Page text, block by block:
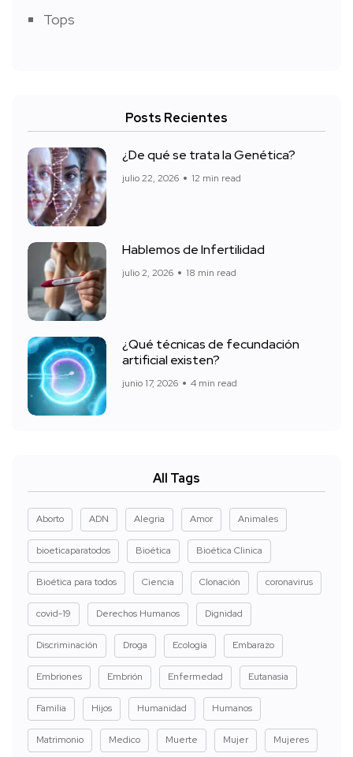
Tops
Posts Recientes
¿De qué se trata la Genética?
julio 22, 2026 12 min read
Hablemos de Infertilidad
julio 2, 2026 18 min read
¿Qué técnicas de fecundación
artificial existen?
junio 17, 2026 4 min read
All Tags
Aborto ADN Alegria Amor Animales
bioeticaparatodos Bioética Bioética Clinica
Bioética para todos Ciencia Clonación coronavirus
covid-19 Derechos Humanos Dignidad
Discriminación Droga Ecología Embarazo
Embriones Embrión Enfermedad Eutanasia
Familia Hijos Humanidad Humanos
Matrimonio Medico Muerte Mujer Mujeres